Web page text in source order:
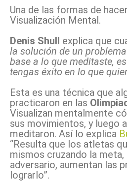
Una de las formas de
Visualización Mental.
Denis Shull
explica que
la solución de un
base a lo que meditaste,
tengas éxito en lo que
Esta es una técnica que
practicaron en las
Visualizan mentalmente
sus movimientos, y luego
meditaron. Así lo explica
“Resulta que los atletas
mismos cruzando la meta,
adversario, aumentan las
lograrlo”.